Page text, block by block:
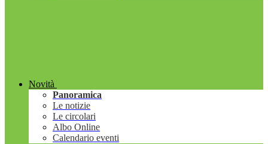
Novità
Panoramica
Le notizie
Le circolari
Albo Online
Calendario eventi